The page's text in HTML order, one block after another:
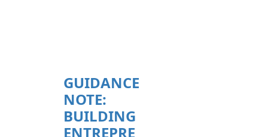
GUIDANCE
NOTE:
BUILDING
ENTREPRE